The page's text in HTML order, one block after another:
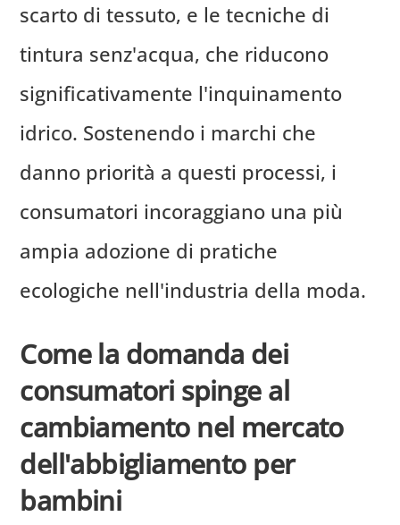
scarto di tessuto, e le tecniche di
tintura senz'acqua, che riducono
significativamente l'inquinamento
idrico. Sostenendo i marchi che
danno priorità a questi processi, i
consumatori incoraggiano una più
ampia adozione di pratiche
ecologiche nell'industria della moda.
Come la domanda dei
consumatori spinge al
cambiamento nel mercato
dell'abbigliamento per
bambini